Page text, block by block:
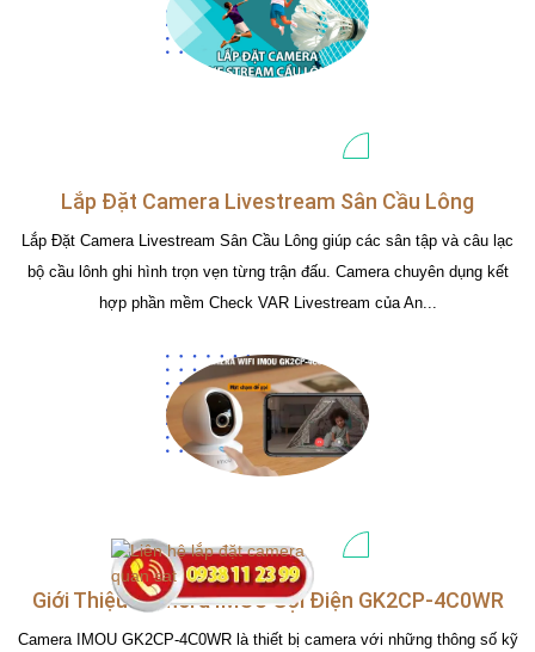
Lắp Đặt Camera Livestream Sân Cầu Lông
Lắp Đặt Camera Livestream Sân Cầu Lông giúp các sân tập và câu lạc
bộ cầu lônh ghi hình trọn vẹn từng trận đấu. Camera chuyên dụng kết
hợp phần mềm Check VAR Livestream của An...
Giới Thiệu Camera IMOU Gọi Điện GK2CP-4C0WR
Camera IMOU GK2CP-4C0WR là thiết bị camera với những thông số kỹ